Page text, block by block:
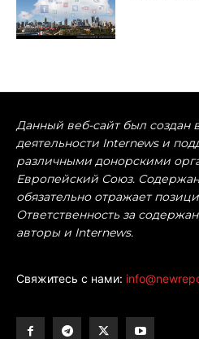
Данный веб-сайт был создан
деятельности Internews и
различными донорскими
Европейский Союз.
обязательно отражает
Ответственность за
авторы и Internews.
Свяжитесь с нами: